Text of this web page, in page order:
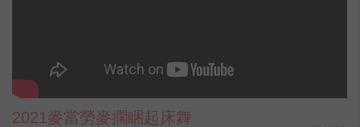
2021麥當勞麥擱睏起床舞